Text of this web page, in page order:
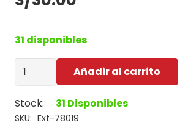
31 disponibles
Extender
Utp
Añadir al carrito
Stock: 31 Disponibles
SKU: Ext-78019